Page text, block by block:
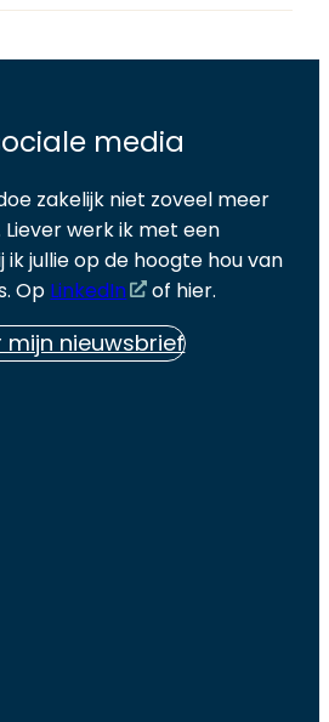
media
zakelijk niet zoveel meer
werk ik met een
jullie op de hoogte hou van
Op LinkedIn of hier.
mijn nieuwsbrief